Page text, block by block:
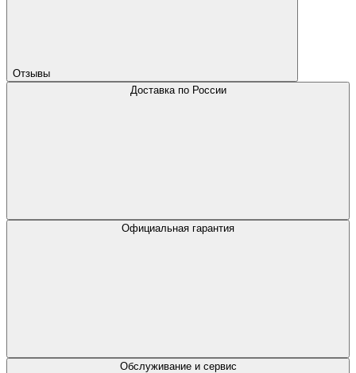
Отзывы
Доставка по России
Официальная гарантия
Обслуживание и сервис